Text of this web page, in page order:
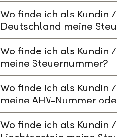
Wo finde ich als Kundin
Deutschland meine
Wo finde ich als Kundin
meine Steuernummer?
Wo finde ich als Kundin
meine AHV-Nummer
Wo finde ich als Kundin